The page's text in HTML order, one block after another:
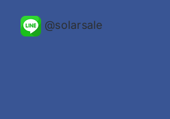
@solarsale